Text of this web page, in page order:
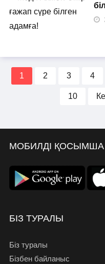
1 2 3 4
10
МОБИЛДІ ҚОСЫМША
БІЗ ТУРАЛЫ
Біз туралы
Бізбен байланыс